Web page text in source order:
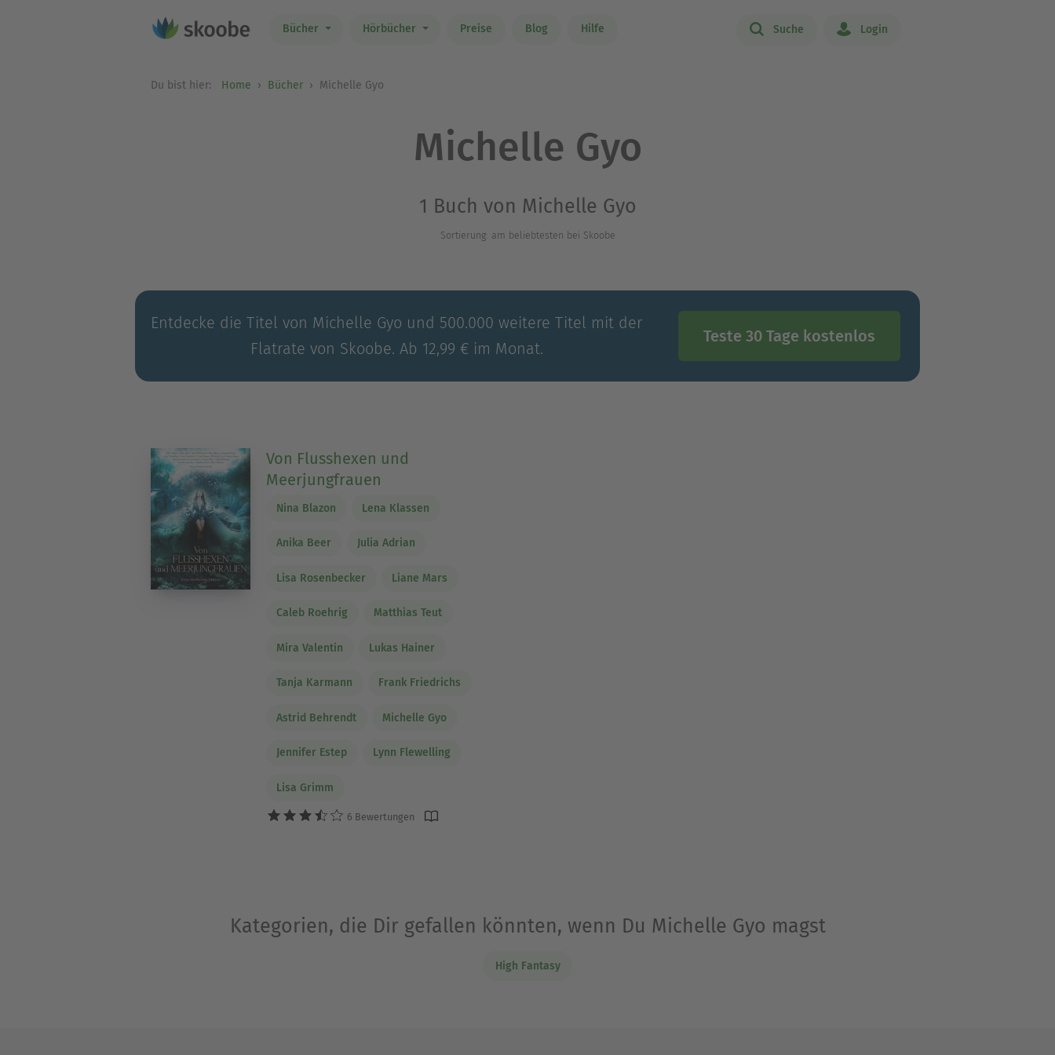
Bücher Hörbücher Preise Blog Hilfe Suche Login
Du bist hier: Home Bücher Michelle Gyo
Michelle Gyo
1 Buch von Michelle Gyo
Sortierung: am beliebtesten bei Skoobe
Entdecke die Titel von Michelle Gyo und 500.000 weitere Titel mit der
Flatrate von Skoobe. Ab 12,99 € im Monat.
Teste 30 Tage kostenlos
Von Flusshexen und
Meerjungfrauen
Nina Blazon Lena Klassen
Anika Beer Julia Adrian
Lisa Rosenbecker Liane Mars
Caleb Roehrig Matthias Teut
Mira Valentin Lukas Hainer
Tanja Karmann Frank Friedrichs
Astrid Behrendt Michelle Gyo
Jennifer Estep Lynn Flewelling
Lisa Grimm
6 Bewertungen
Kategorien, die Dir gefallen könnten, wenn Du Michelle Gyo magst
High Fantasy